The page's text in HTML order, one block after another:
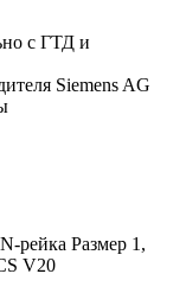
с ГТД и
Siemens AG
рейка Размер 1,
V20